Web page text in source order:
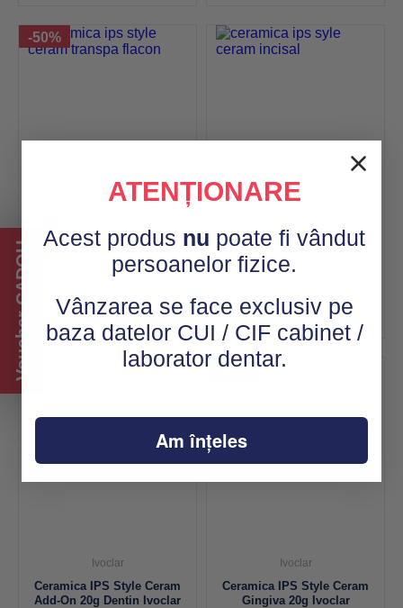
-50%
Ivoclar
Ceramica IPS Style Ceram
Transpa 20g Ivoclar
de la 134,77lei
Ivoclar
Ceramica IPS Style Ceram
Incisal 100g Ivoclar
1.060,66 lei
Ivoclar
Ceramica IPS Style Ceram
Add-On 20g Dentin Ivoclar
-50%
Ivoclar
Ceramica IPS Style Ceram
Gingiva 20g Ivoclar
Voucher CADOU
ATENȚIONARE
Acest produs nu poate fi vândut
persoanelor fizice.
Vânzarea se face exclusiv pe
baza datelor CUI / CIF cabinet /
laborator dentar.
Am înțeles